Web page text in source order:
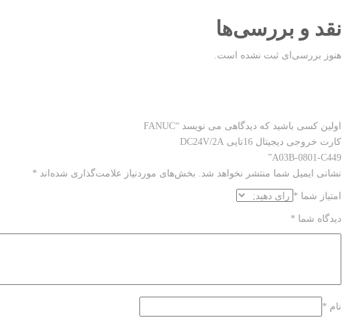
نقد و بررسی‌ها
هنوز بررسی‌ای ثبت نشده است.
اولین کسی باشید که دیدگاهی می نویسد “FANUC
کارت خروجی دیجیتال 16تایی DC24V/2A
A03B-0801-C449”
نشانی ایمیل شما منتشر نخواهد شد. بخش‌های موردنیاز علامت‌گذاری شده‌اند *
امتیاز شما *
دیدگاه شما *
نام *